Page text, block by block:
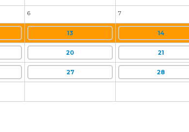
6 7
13 14
20 21
27 28